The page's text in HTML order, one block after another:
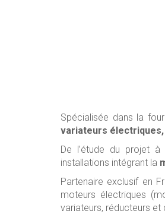
Spécialisée dans la
variateurs électriques,
De l’étude du projet
installations intégrant la
Partenaire exclusif en
moteurs électriques
variateurs, réducteurs